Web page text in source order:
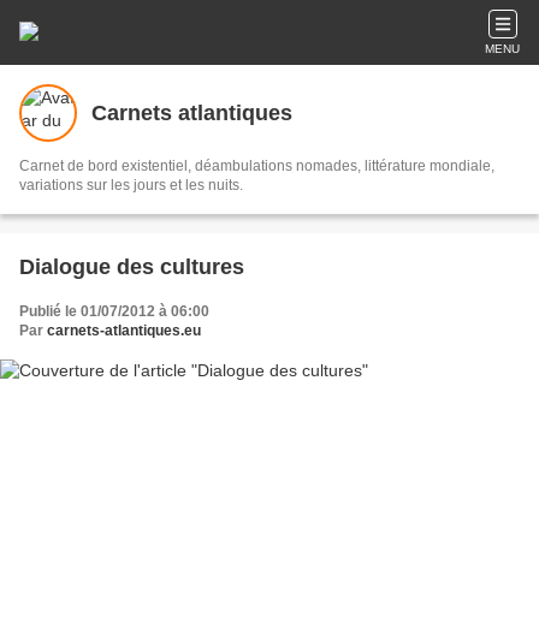
MENU
Carnets atlantiques
Carnet de bord existentiel, déambulations nomades, littérature mondiale,
variations sur les jours et les nuits.
Dialogue des cultures
Publié le 01/07/2012 à 06:00
Par carnets-atlantiques.eu